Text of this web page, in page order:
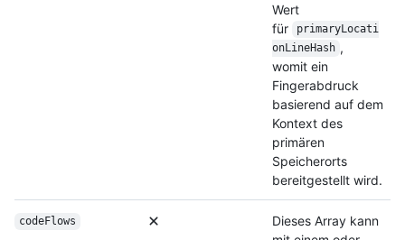
Wert
für
primaryLocati
onLineHash ,
womit ein
Fingerabdruck
basierend auf dem
Kontext des
primären
Speicherorts
bereitgestellt wird.
codeFlows
Dieses Array kann